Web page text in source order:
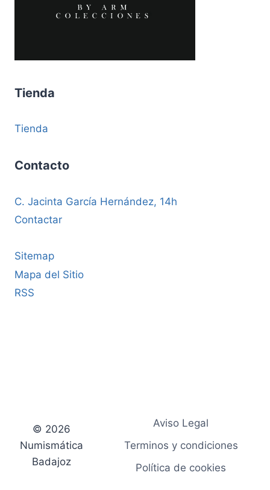
Tienda
Tienda
Contacto
C. Jacinta García Hernández, 14h
Contactar
Sitemap
Mapa del Sitio
RSS
© 2026
Numismática
Badajoz
Aviso Legal
Terminos y condiciones
Política de cookies